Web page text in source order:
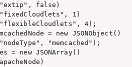
false)
1)
4);
= new JSONObject()
"memcached");
= new JSONArray()